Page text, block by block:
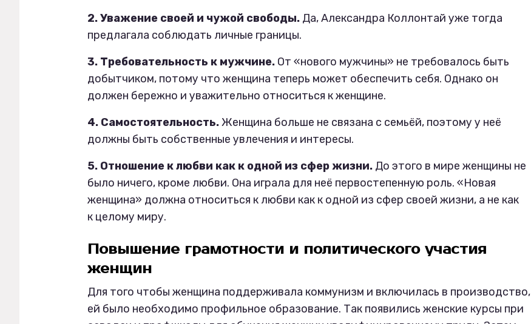
2. Уважение своей и чужой свободы. Да, Александра Коллонтай уже тогда
предлагала соблюдать личные границы.
3. Требовательность к мужчине. От «нового мужчины» не требовалось быть
добытчиком, потому что женщина теперь может обеспечить себя. Однако он
должен бережно и уважительно относиться к женщине.
4. Самостоятельность.Женщина больше не связана с семьёй, поэтому у неё
должны быть собственные увлечения и интересы.
5. Отношение к любви как к одной из сфер жизни. До этого в мире женщины не
было ничего, кроме любви. Она играла для неё первостепенную роль. «Новая
женщина» должна относиться к любви как к одной из сфер своей жизни, а не как
к целому миру.
Повышение грамотности и политического участия
женщин
Для того чтобы женщина поддерживала коммунизм и включилась в производство,
ей было необходимо профильное образование. Так появились женские курсы при